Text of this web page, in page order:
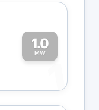
1.0
MW
1